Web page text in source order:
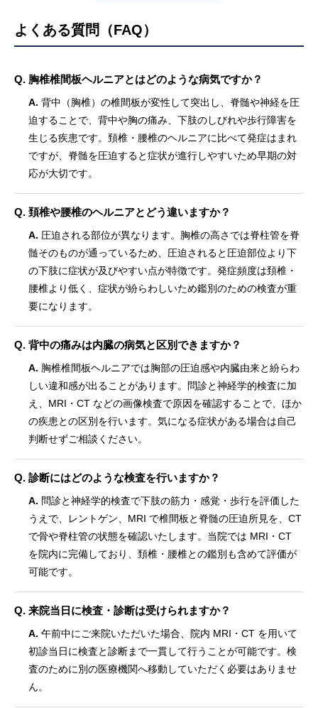
よくある質問（FAQ）
Q. 胸椎椎間板ヘルニアとはどのような病気ですか？
A. 背中（胸椎）の椎間板が変性して突出し、脊髄や神経を圧
迫することで、背中や胸の痛み、下肢のしびれや歩行障害を
生じる疾患です。頚椎・腰椎のヘルニアに比べて発症はまれ
ですが、脊髄を圧迫すると症状が進行しやすいため早期の対
応が大切です。
Q. 頚椎や腰椎のヘルニアとどう違いますか？
A. 圧迫される部位が異なります。胸椎の高さでは脊柱管を脊
髄そのものが通っているため、圧迫されると圧迫部位より下
の下肢に症状が及びやすい点が特徴です。発症頻度は頚椎・
腰椎より低く、症状が紛らわしいため鑑別のための検査が重
要になります。
Q. 背中の痛みは内臓の病気と区別できますか？
A. 胸椎椎間板ヘルニアでは胸部の圧迫感や内臓由来と紛らわ
しい違和感が出ることがあります。問診と神経学的検査に加
え、MRI・CT などの画像検査で原因を確認することで、ほか
の疾患との区別を行います。気になる症状がある場合は自己
判断せずご相談ください。
Q. 診断にはどのような検査を行いますか？
A. 問診と神経学的検査で下肢の筋力・感覚・歩行を評価した
うえで、レントゲン、MRI で椎間板と脊髄の圧迫所見を、CT
で骨や脊柱管の状態を確認いたします。当院では MRI・CT
を院内に完備しており、頚椎・腰椎との鑑別も含めて評価が
可能です。
Q. 来院当日に検査・診断は受けられますか？
A. 午前中にご来院いただいた場合、院内 MRI・CT を用いて
初診当日に検査と診断まで一貫して行うことが可能です。検
査のために別の医療機関へ移動していただく必要はありませ
ん。